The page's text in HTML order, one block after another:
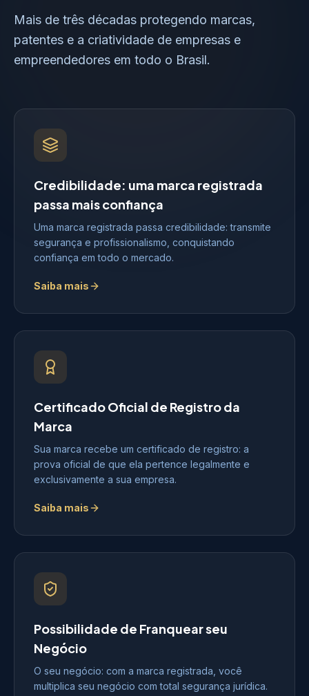
Mais de três décadas protegendo marcas,
patentes e a criatividade de empresas e
empreendedores em todo o Brasil.
Credibilidade: uma marca registrada
passa mais confiança
Uma marca registrada passa credibilidade: transmite
segurança e profissionalismo, conquistando
confiança em todo o mercado.
Saiba mais
Certificado Oficial de Registro da
Marca
Sua marca recebe um certificado de registro: a
prova oficial de que ela pertence legalmente e
exclusivamente a sua empresa.
Saiba mais
Possibilidade de Franquear seu
Negócio
O seu negócio: com a marca registrada, você
multiplica seu negócio com total segurança jurídica.